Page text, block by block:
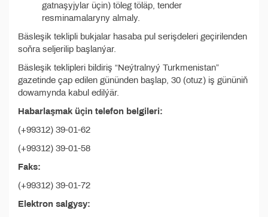
gatnaşyjylar üçin) töleg töläp, tender
resminamalaryny almaly.
Bäsleşik teklipli bukjalar hasaba pul serişdeleri geçirilenden
soňra seljerilip başlanýar.
Bäsleşik teklipleri bildiriş “Neýtralnyý Turkmenistan”
gazetinde çap edilen gününden başlap, 30 (otuz) iş gününiň
dowamynda kabul edilýär.
Habarlaşmak üçin telefon belgileri:
(+99312) 39-01-62
(+99312) 39-01-58
Faks:
(+99312) 39-01-72
Elektron salgysy: